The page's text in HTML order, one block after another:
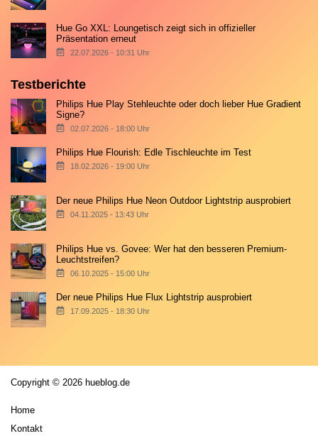
Hue Go XXL: Loungetisch zeigt sich in offizieller
Präsentation erneut
22.07.2026 - 10:31 Uhr
Testberichte
Philips Hue Play Stehleuchte oder doch lieber Hue Gradient
Signe?
02.07.2026 - 18:00 Uhr
Philips Hue Flourish: Edle Tischleuchte im Test
18.02.2026 - 19:00 Uhr
Der neue Philips Hue Neon Outdoor Lightstrip ausprobiert
04.11.2025 - 13:43 Uhr
Philips Hue vs. Govee: Wer hat den besseren Premium-
Leuchtstreifen?
06.10.2025 - 15:00 Uhr
Der neue Philips Hue Flux Lightstrip ausprobiert
17.09.2025 - 18:30 Uhr
Copyright © 2026 hueblog.de
Home
Kontakt